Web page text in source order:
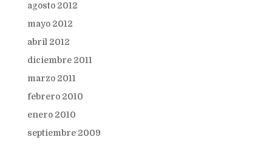
agosto 2012
mayo 2012
abril 2012
diciembre 2011
marzo 2011
febrero 2010
enero 2010
septiembre 2009